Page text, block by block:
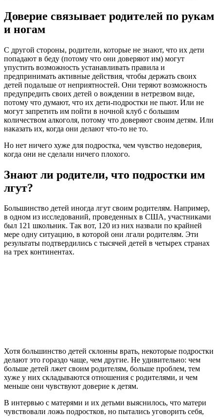
Доверие связывает родителей по рукам
и ногам
С другой стороны, родители, которые не знают, что их дети
попадают в беду (потому что они доверяют им) могут
упустить возможность устанавливать правила и
предпринимать активные действия, чтобы держать своих
детей подальше от неприятностей. Они теряют возможность
предупредить своих детей о вождении в нетрезвом виде,
потому что думают, что их дети-подростки не пьют. Или не
могут запретить им пойти в ночной клуб с большим
количеством алкоголя, потому что доверяют своим детям. Или
наказать их, когда они делают что-то не то.
Но нет ничего хуже для подростка, чем чувство недоверия,
когда они не сделали ничего плохого.
Знают ли родители, что подростки им
лгут?
Большинство детей иногда лгут своим родителям. Например,
в одном из исследований, проведенных в США, участниками
был 121 школьник. Так вот, 120 из них назвали по крайней
мере одну ситуацию, в которой они лгали родителям. Эти
результаты подтвердились с тысячей детей в четырех странах
на трех континентах.
Хотя большинство детей склонны врать, некоторые подростки
делают это гораздо чаще, чем другие. Не удивительно: чем
больше детей лжет своим родителям, больше проблем, тем
хуже у них складываются отношения с родителями, и чем
меньше они чувствуют доверие к детям.
В интервью с матерями и их детьми выяснилось, что матери
чувствовали ложь подростков, но пытались уговорить себя,